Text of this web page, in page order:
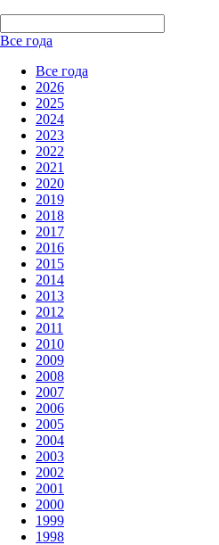
Все года
Все года
2026
2025
2024
2023
2022
2021
2020
2019
2018
2017
2016
2015
2014
2013
2012
2011
2010
2009
2008
2007
2006
2005
2004
2003
2002
2001
2000
1999
1998